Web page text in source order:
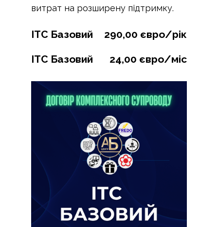
витрат на розширену підтримку.
ІТС Базовий 290,00 євро/рік
ІТС Базовий 24,00 євро/міс